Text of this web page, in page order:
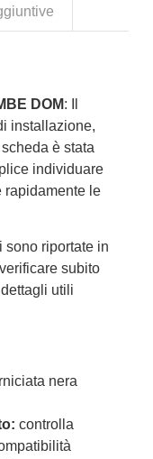
DOM: Il
installazione,
è stata
individuare
rapidamente le
sono riportate in
subito
utili
nera
controlla